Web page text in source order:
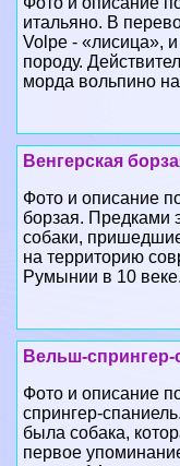
итальяно. В
Volpe - «лисица»,
породу.
морда вольпино
Венгерская
Фото и описание
борзая. Предками
собаки,
на территорию
Румынии в 10
Вельш-спрингер-
Фото и описание
спрингер-
была собака,
первое